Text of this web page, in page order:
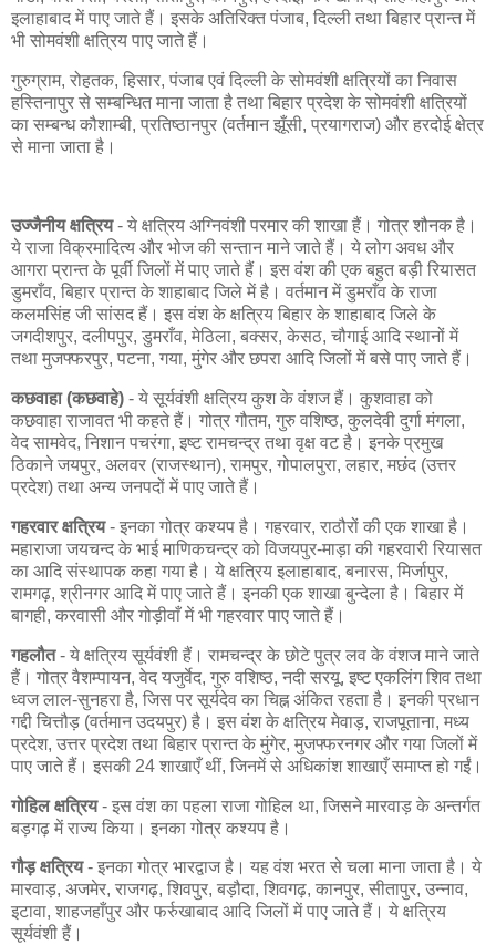
इलाहाबाद में पाए जाते हैं। इसके अतिरिक्त पंजाब, दिल्ली तथा बिहार प्रान्त में
भी सोमवंशी क्षत्रिय पाए जाते हैं।
गुरुग्राम, रोहतक, हिसार, पंजाब एवं दिल्ली के सोमवंशी क्षत्रियों का निवास
हस्तिनापुर से सम्बन्धित माना जाता है तथा बिहार प्रदेश के सोमवंशी क्षत्रियों
का सम्बन्ध कौशाम्बी, प्रतिष्ठानपुर (वर्तमान झूँसी, प्रयागराज) और हरदोई क्षेत्र
से माना जाता है।
उज्जैनीय क्षत्रिय- ये क्षत्रिय अग्निवंशी परमार की शाखा हैं। गोत्र शौनक है।
ये राजा विक्रमादित्य और भोज की सन्तान माने जाते हैं। ये लोग अवध और
आगरा प्रान्त के पूर्वी जिलों में पाए जाते हैं। इस वंश की एक बहुत बड़ी रियासत
डुमराँव, बिहार प्रान्त के शाहाबाद जिले में है। वर्तमान में डुमराँव के राजा
कलमसिंह जी सांसद हैं। इस वंश के क्षत्रिय बिहार के शाहाबाद जिले के
जगदीशपुर, दलीपपुर, डुमराँव, मेठिला, बक्सर, केसठ, चौगाई आदि स्थानों में
तथा मुजफ्फरपुर, पटना, गया, मुंगेर और छपरा आदि जिलों में बसे पाए जाते हैं।
कछवाहा (कछवाहे) - ये सूर्यवंशी क्षत्रिय कुश के वंशज हैं। कुशवाहा को
कछवाहा राजावत भी कहते हैं। गोत्र गौतम, गुरु वशिष्ठ, कुलदेवी दुर्गा मंगला,
वेद सामवेद, निशान पचरंगा, इष्ट रामचन्द्र तथा वृक्ष वट है। इनके प्रमुख
ठिकाने जयपुर, अलवर (राजस्थान), रामपुर, गोपालपुरा, लहार, मछंद (उत्तर
प्रदेश) तथा अन्य जनपदों में पाए जाते हैं।
गहरवार क्षत्रिय- इनका गोत्र कश्यप है। गहरवार, राठौरों की एक शाखा है।
महाराजा जयचन्द के भाई माणिकचन्द्र को विजयपुर-माड़ा की गहरवारी रियासत
का आदि संस्थापक कहा गया है। ये क्षत्रिय इलाहाबाद, बनारस, मिर्जापुर,
रामगढ़, श्रीनगर आदि में पाए जाते हैं। इनकी एक शाखा बुन्देला है। बिहार में
बागही, करवासी और गोड़ीवाँ में भी गहरवार पाए जाते हैं।
गहलौत- ये क्षत्रिय सूर्यवंशी हैं। रामचन्द्र के छोटे पुत्र लव के वंशज माने जाते
हैं। गोत्र वैशम्पायन, वेद यजुर्वेद, गुरु वशिष्ठ, नदी सरयू, इष्ट एकलिंग शिव तथा
ध्वज लाल-सुनहरा है, जिस पर सूर्यदेव का चिह्न अंकित रहता है। इनकी प्रधान
गद्दी चित्तौड़ (वर्तमान उदयपुर) है। इस वंश के क्षत्रिय मेवाड़, राजपूताना, मध्य
प्रदेश, उत्तर प्रदेश तथा बिहार प्रान्त के मुंगेर, मुजफ्फरनगर और गया जिलों में
पाए जाते हैं। इसकी 24 शाखाएँ थीं, जिनमें से अधिकांश शाखाएँ समाप्त हो गईं।
गोहिल क्षत्रिय- इस वंश का पहला राजा गोहिल था, जिसने मारवाड़ के अन्तर्गत
बड़गढ़ में राज्य किया। इनका गोत्र कश्यप है।
गौड़ क्षत्रिय- इनका गोत्र भारद्वाज है। यह वंश भरत से चला माना जाता है। ये
मारवाड़, अजमेर, राजगढ़, शिवपुर, बड़ौदा, शिवगढ़, कानपुर, सीतापुर, उन्नाव,
इटावा, शाहजहाँपुर और फर्रुखाबाद आदि जिलों में पाए जाते हैं। ये क्षत्रिय
सूर्यवंशी हैं।